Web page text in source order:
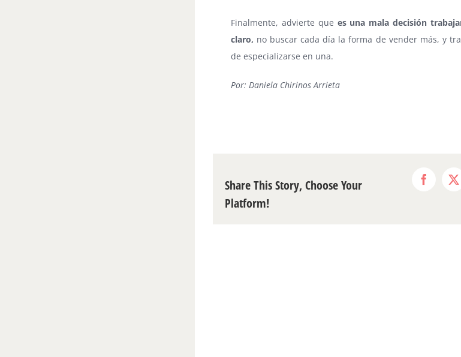
Finalmente, advierte que es una mala decisión t
claro, no buscar cada día la forma de vender más, y
de especializarse en una.
Por: Daniela Chirinos Arrieta
Share This Story, Choose Your
Platform!
Facebook
X